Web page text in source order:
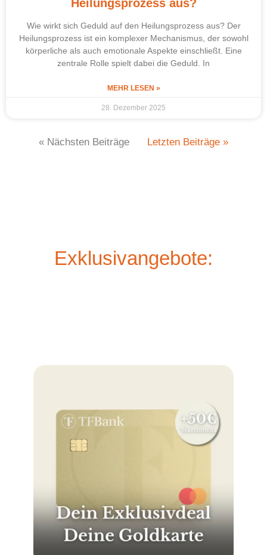
Heilungsprozess aus?
Wie wirkt sich Geduld auf den Heilungsprozess aus? Der
Heilungsprozess ist ein komplexer Mechanismus, der sowohl
körperliche als auch emotionale Aspekte einschließt. Eine
zentrale Rolle spielt dabei die Geduld. In
MEHR LESEN »
28. Dezember 2025
« Nächsten Beiträge Letzten Beiträge »
Exklusivangebote: